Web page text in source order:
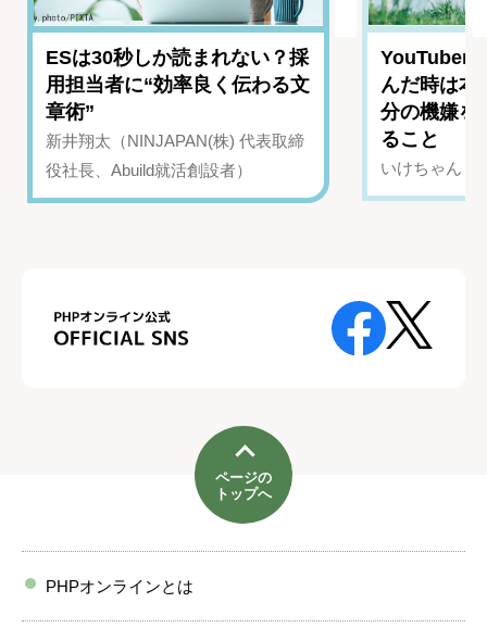
ESは30秒しか読まれない？採
用担当者に“効率良く伝わる文
章術”
新井翔太（NINJAPAN(株) 代表取締
役社長、Abuild就活創設者）
YouTuber
んだ時は
分の機嫌を
ること
いけちゃん（
ページの
トップへ
PHPオンラインとは